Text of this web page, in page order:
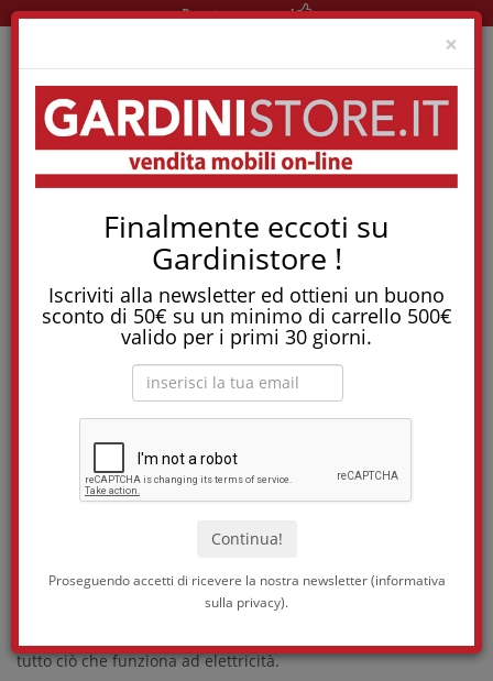
×
Finalmente eccoti su
Gardinistore !
Iscriviti alla newsletter ed ottieni un buono
sconto di 50€ su un minimo di carrello 500€
valido per i primi 30 giorni.
Proseguendo accetti di ricevere la nostra newsletter (informativa
sulla privacy).
Pronta consegna!
Sonno ed
elettromagnetismo
Lo sapevi che durante il sonno si è sottoposti alla maggior
inquinamento elettromagnetico
? Per questo
motivo è bene prendere qualche precauzione e qualche
accorgimento per migliorare il nostro benessere.
Durante il sonno lasciamo il nostro corpo “incustodito”
rendendolo fragile, pertanto è bene che nella camera da letto
non ci sia alcun elemento che alteri questa fase, andando ad
interferire con il nostro riposo.
La camera da letto è la stanza più esposta alle onde
tutto ciò che funziona ad elettricità.